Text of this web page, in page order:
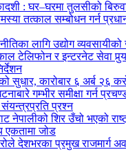
: घर–घरमा तुलसीको
तत्काल सम्बोधन गर्न
लागि उद्योग
टेलिफोन र इन्टरनेट सेवा
सुधार, कारोबार ६ अर्ब २६
गम्भीर समीक्षा गर्न
प्रश्न
नेपालीको शिर उँचो भएको
एकतामा जोड
देशभरका प्रमुख राजमार्ग